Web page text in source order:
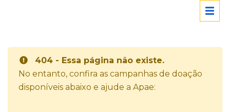
404 - Essa página não existe.
No entanto, confira as campanhas de doação
disponíveis abaixo e ajude a Apae: